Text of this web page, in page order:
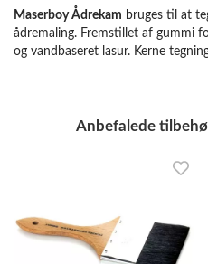
Maserboy Ådrekam bruges til at
ådremaling. Fremstillet af gummi
og vandbaseret lasur. Kerne
Anbefalede